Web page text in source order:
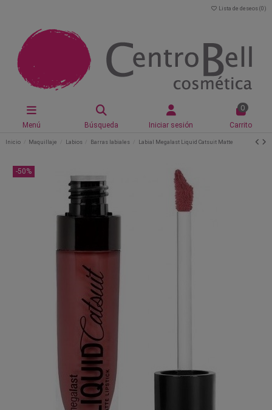
Lista de deseos (0 )
Menú Búsqueda Iniciar sesión
0
Carrito
Inicio Maquillaje Labios Barras labiales Labial Megalast Liquid Catsuit Matte
-50%